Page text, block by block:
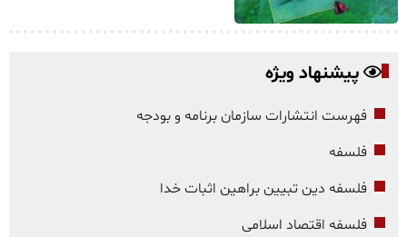
پیشنهاد ویژه
فهرست انتشارات سازمان برنامه و بودجه
فلسفه
فلسفه دین تبیین براهین اثبات خدا
فلسفه اقتصاد اسلامی